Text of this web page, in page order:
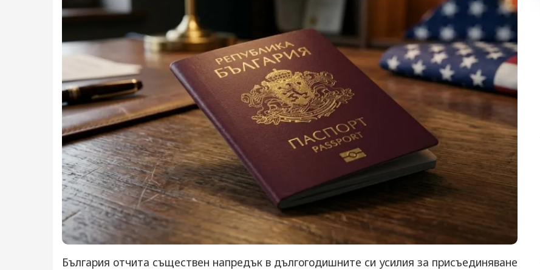
България отчита съществен напредък в дългогодишните си усилия за присъединяване